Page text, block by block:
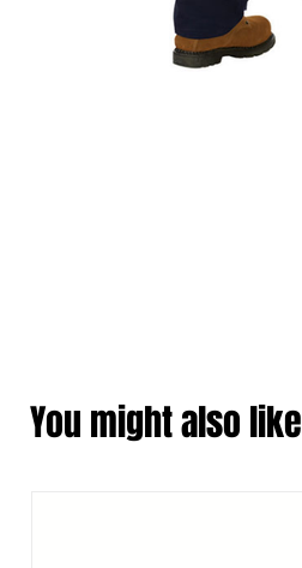
You might also like